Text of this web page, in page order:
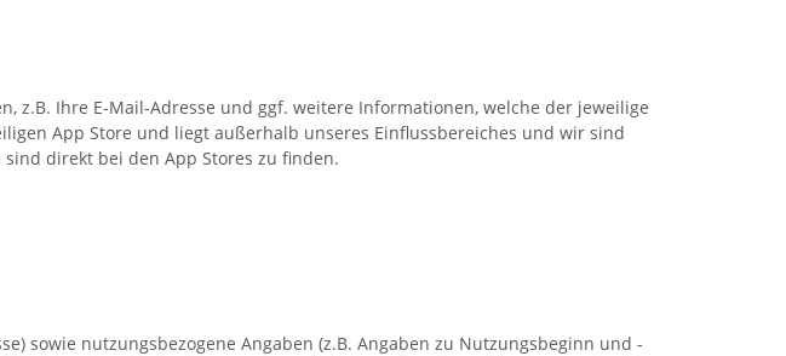
z.B. Ihre E-Mail-Adresse und ggf. weitere Informationen, welche der jeweilige
App Store und liegt außerhalb unseres Einflussbereiches und wir sind
direkt bei den App Stores zu finden.
sowie nutzungsbezogene Angaben (z.B. Angaben zu Nutzungsbeginn und -